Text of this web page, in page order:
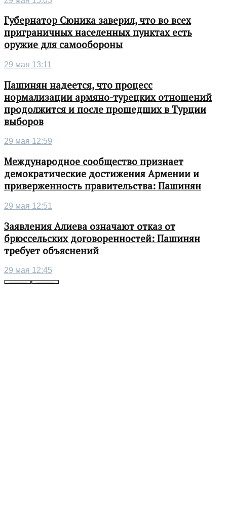
Губернатор Сюника заверил, что во всех
приграничных населенных пунктах есть
оружие для самообороны
29 мая 13:11
Пашинян надеется, что процесс
нормализации армяно-турецких отношений
продолжится и после прошедших в Турции
выборов
29 мая 12:59
Международное сообщество признает
демократические достижения Армении и
приверженность правительства: Пашинян
29 мая 12:51
Заявления Алиева означают отказ от
брюссельских договоренностей: Пашинян
требует объяснений
29 мая 12:45